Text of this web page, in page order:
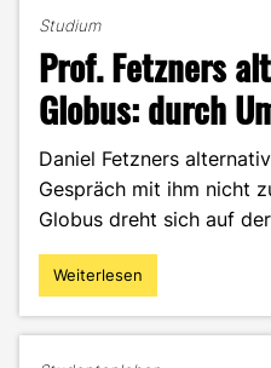
Studium
Prof. Fetzners
Globus: durch
Daniel Fetzners
Gespräch mit ihm nicht
Globus dreht sich auf
"Prof.
Fetzners
Weiterlesen